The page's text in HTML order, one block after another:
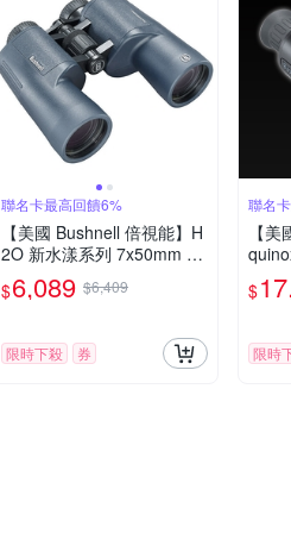
聯名卡最高回饋6%
【美國 Bushnell 倍視能】H
2O 新水漾系列 7x50mm 大
口徑防水型雙筒望遠鏡 157
050R
$6,089 $6,409
限時下殺 券
聯名
【
單眼
$
限時